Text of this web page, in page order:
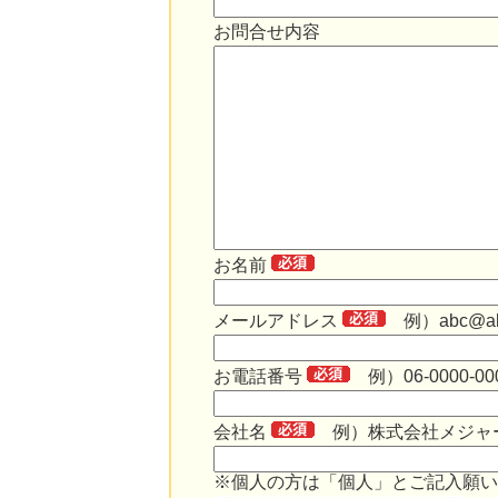
お問合せ内容
お名前
メールアドレス 例）
お電話番号 例）06-0000-
会社名 例）株式会社メジャ
※個人の方は「個人」とご記入願い